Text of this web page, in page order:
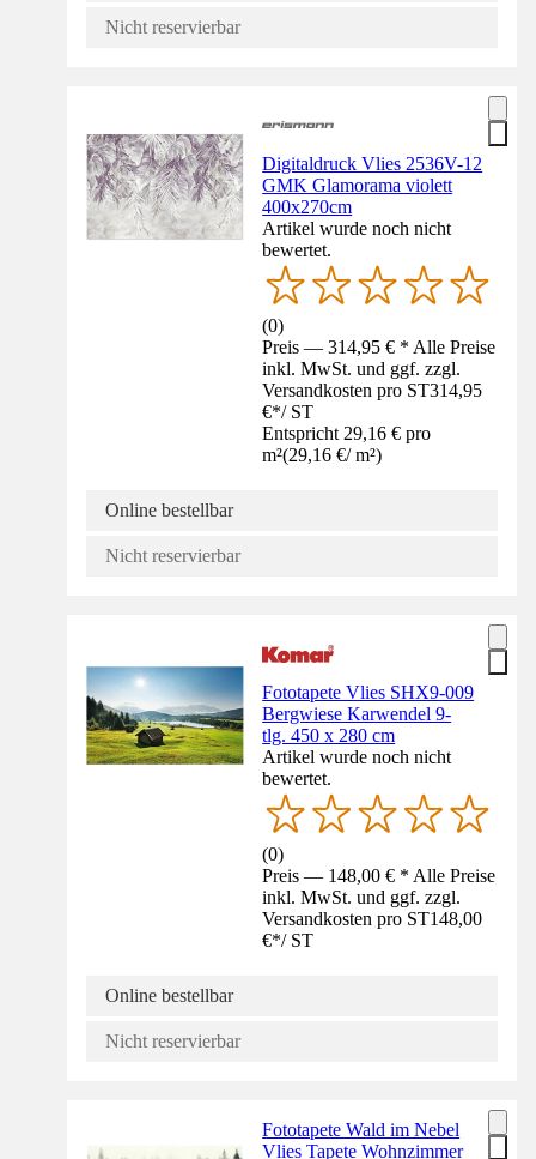
Nicht reservierbar
Digitaldruck Vlies 2536V-12
GMK Glamorama violett
400x270cm
Artikel wurde noch nicht
bewertet.
(0)
Preis — 314,95 € * Alle Preise
inkl. MwSt. und ggf. zzgl.
Versandkosten pro ST314,95
€*/ ST
Entspricht 29,16 € pro
m²(29,16 €/ m²)
Online bestellbar
Nicht reservierbar
Fototapete Vlies SHX9-009
Bergwiese Karwendel 9-
tlg. 450 x 280 cm
Artikel wurde noch nicht
bewertet.
(0)
Preis — 148,00 € * Alle Preise
inkl. MwSt. und ggf. zzgl.
Versandkosten pro ST148,00
€*/ ST
Online bestellbar
Nicht reservierbar
Fototapete Wald im Nebel
Vlies Tapete Wohnzimmer